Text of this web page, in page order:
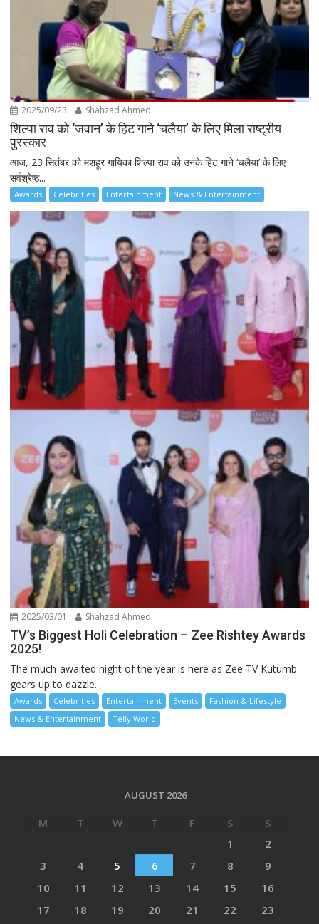
2025/09/23 Shahzad Ahmed
शिल्पा राव को ‘जवान’ के हिट गाने ‘चलैया’ के लिए मिला राष्ट्रीय
पुरस्कार
आज, 23 सितंबर को मशहूर गायिका शिल्पा राव को उनके हिट गाने ‘चलैया’ के लिए
सर्वश्रेष्ठ...
Awards Celebrities Entertainment News & Entertainment
2025/03/01 Shahzad Ahmed
TV’s Biggest Holi Celebration – Zee Rishtey Awards
2025!
The much-awaited night of the year is here as Zee TV Kutumb
gears up to dazzle...
Awards Celebrities Entertainment Events
Fashion & Lifestyle
News & Entertainment
Telly World
AUGUST 2026
M T W T F S
S
1
2
3
4 5 6 7 8
9
10
11 12 13 14 15
16
17
18 19 20 21 22
23